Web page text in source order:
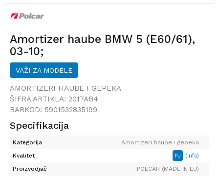
Amortizer haube BMW 5 (E60/61),
03-10;
VAŽI ZA MODELE
AMORTIZERI HAUBE I GEPEKA
ŠIFRA ARTIKLA: 2017AB4
BARKOD: 5901532835199
Specifikacija
Kategorija
Amortizeri haube i gepeka
Kvalitet
PJ (Info)
Proizvodjač
POLCAR (MADE IN EU)